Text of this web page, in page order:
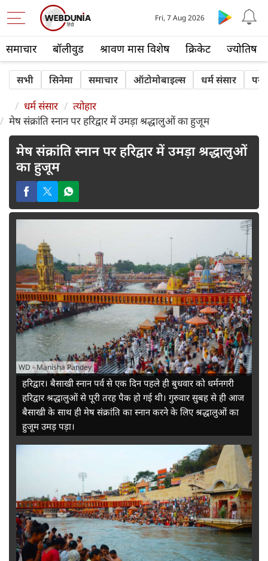
समाचार बॉलीवुड श्रावण मास विशेष क्रिकेट ज्योतिष
Fri, 7 Aug 2026
सभी सिनेमा समाचार ऑटोमोबाइल्स धर्म संसार
धर्म संसार
त्योहार
मेष संक्रांति स्नान पर हरिद्वार में उमड़ा श्रद्धालुओं का हुजूम
मेष संक्रांति स्नान पर हरिद्वार में उमड़ा श्रद्धालुओं
का हुजूम
WD -Manisha Pandey
हरिद्वार। बैसाखी स्नान पर्व से एक दिन पहले ही बुधवार को धर्मनगरी
हरिद्वार श्रद्धालुओं से पूरी तरह पैक हो गई थी। गुरुवार सुबह से ही आज
बैसाखी के साथ ही मेष संक्रांति का स्नान करने के लिए श्रद्धालुओं का
हुजूम उमड़ पड़ा।